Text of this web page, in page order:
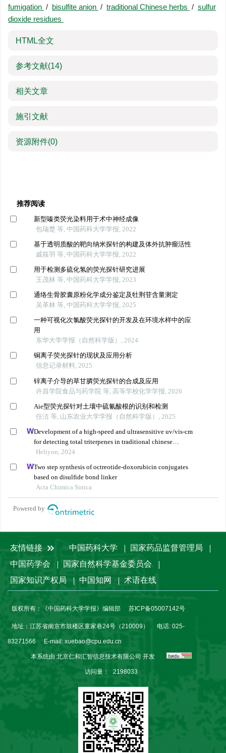
fumigation / bisulfite anion / traditional Chinese herbs / sulfur
dioxide residues
HTML全文
参考文献(14)
相关文章
施引文献
资源附件(0)
推荐阅读
新型嗪类荧光染料用于术中神经成像
包瑞楚 等, 中国药科大学学报, 2022
基于透明质酸的靶向纳米探针的构建及体外抗肿瘤活性
戚筱羽 等, 中国药科大学学报, 2022
用于检测多硫化氢的荧光探针研究进展
王茂林 等, 中国药科大学学报, 2023
通络生骨胶囊原粉化学成分鉴定及牡荆苷含量测定
吴革林 等, 中国药科大学学报, 2025
一种可视化次氯酸荧光探针的开发及在环境水样中的应
用
东华大学学报（自然科学版）, 2024
铜离子荧光探针的现状及应用分析
信息记录材料, 2025
锌离子介导的草甘膦荧光探针的合成及应用
许昌学院食品与药学院 等, 高等学校化学学报, 2026
Aie型荧光探针对土壤中硫氰酸根的识别和检测
任洁 等, 山东农业大学学报（自然科学版）, 2025
Development of a high-speed and ultrasensitive uv/vis-cm
for detecting total triterpenes in traditional chinese
medicine and its application
Heliyon, 2024
Two step synthesis of octreotide-doxorubicin conjugates
based on disulfide bond linker
Acta Chimica Sinica
Powered by
友情链接 中国药科大学
国家药品监督管理局
中国药学会
国家自然科学基金委员会
国家知识产权局
中国知网 术语在线
版权所有：《中国药科大学学报》编辑部 苏ICP备05007142号
地址：江苏省南京市鼓楼区童家巷24号（210009） 电话: 025-
83271566 E-mail: xuebao@cpu.edu.cn
本系统由 北京仁和汇智信息技术有限公司 开发
访问量： 2198033